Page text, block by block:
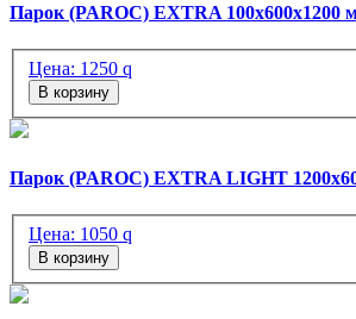
Парок (PAROC) EXTRA 100х600х1200
Цена: 1250 q
В корзину
Парок (PAROC) EXTRA LIGHT
Цена: 1050 q
В корзину